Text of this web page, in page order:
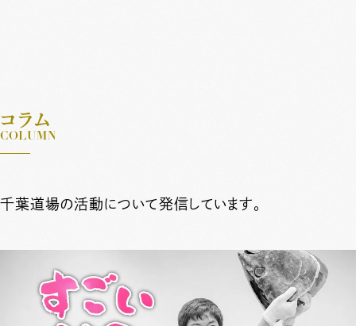
千葉道場ファンド
特別対談
ニュース
コラム
COLUMN
千葉道場の活動について発信しています。